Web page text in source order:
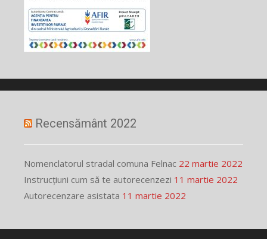
Recensământ 2022
Nomenclatorul stradal comuna Felnac 22 martie 2022
Instrucțiuni cum să te autorecenzezi 11 martie 2022
Autorecenzare asistata 11 martie 2022